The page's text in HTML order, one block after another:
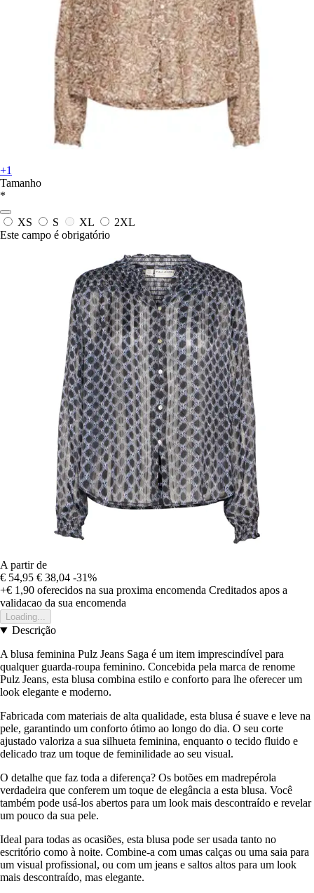
+1
Tamanho
*
XS S XL
2XL
Este campo é obrigatório
A partir de
€ 54,95 € 38,04 -31%
+€ 1,90 oferecidos na sua proxima encomenda Creditados apos a
validacao da sua encomenda
Loading...
Descrição
A blusa feminina Pulz Jeans Saga é um item imprescindível para
qualquer guarda-roupa feminino. Concebida pela marca de renome
Pulz Jeans, esta blusa combina estilo e conforto para lhe oferecer um
look elegante e moderno.
Fabricada com materiais de alta qualidade, esta blusa é suave e leve na
pele, garantindo um conforto ótimo ao longo do dia. O seu corte
ajustado valoriza a sua silhueta feminina, enquanto o tecido fluido e
delicado traz um toque de feminilidade ao seu visual.
O detalhe que faz toda a diferença? Os botões em madrepérola
verdadeira que conferem um toque de elegância a esta blusa. Você
também pode usá-los abertos para um look mais descontraído e revelar
um pouco da sua pele.
Ideal para todas as ocasiões, esta blusa pode ser usada tanto no
escritório como à noite. Combine-a com umas calças ou uma saia para
um visual profissional, ou com um jeans e saltos altos para um look
mais descontraído, mas elegante.